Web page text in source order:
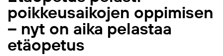
poikkeusaikojen oppimisen
– nyt on aika pelastaa
etäopetus